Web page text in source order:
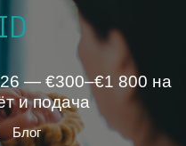
— €300–€1 800 на
и подача
Блог